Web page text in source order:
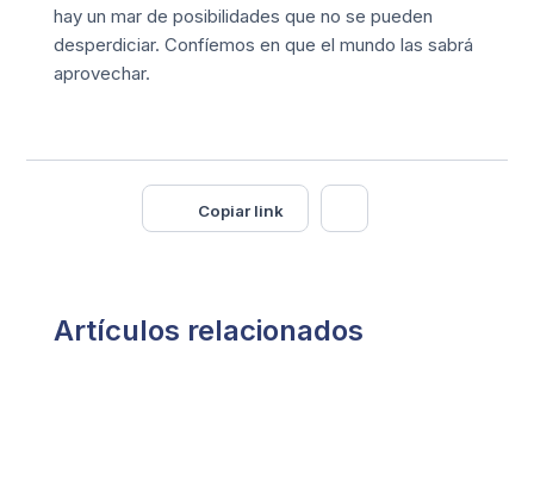
hay un mar de posibilidades que no se pueden
desperdiciar. Confíemos en que el mundo las sabrá
aprovechar.
Copiar link
Artículos relacionados